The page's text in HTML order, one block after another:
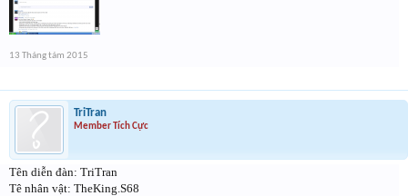
13 Tháng tám 2015
TriTran
Member Tích Cực
Tên diễn đàn: TriTran
Tê nhân vật: TheKing.S68